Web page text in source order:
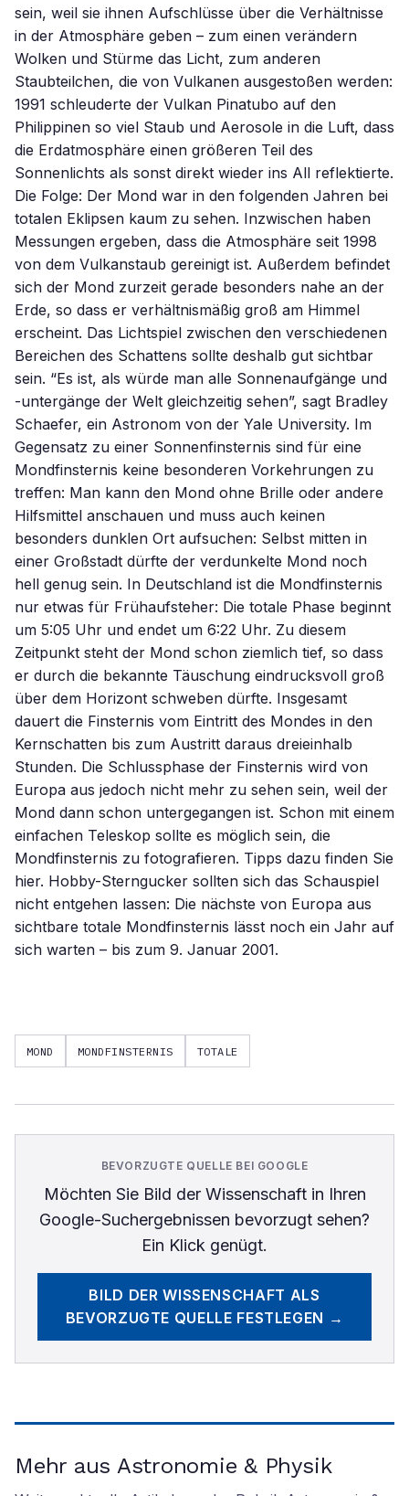
sein, weil sie ihnen Aufschlüsse über die Verhältnisse
in der Atmosphäre geben – zum einen verändern
Wolken und Stürme das Licht, zum anderen
Staubteilchen, die von Vulkanen ausgestoßen werden:
1991 schleuderte der Vulkan Pinatubo auf den
Philippinen so viel Staub und Aerosole in die Luft, dass
die Erdatmosphäre einen größeren Teil des
Sonnenlichts als sonst direkt wieder ins All reflektierte.
Die Folge: Der Mond war in den folgenden Jahren bei
totalen Eklipsen kaum zu sehen. Inzwischen haben
Messungen ergeben, dass die Atmosphäre seit 1998
von dem Vulkanstaub gereinigt ist. Außerdem befindet
sich der Mond zurzeit gerade besonders nahe an der
Erde, so dass er verhältnismäßig groß am Himmel
erscheint. Das Lichtspiel zwischen den verschiedenen
Bereichen des Schattens sollte deshalb gut sichtbar
sein. “Es ist, als würde man alle Sonnenaufgänge und
-untergänge der Welt gleichzeitig sehen”, sagt Bradley
Schaefer, ein Astronom von der Yale University. Im
Gegensatz zu einer Sonnenfinsternis sind für eine
Mondfinsternis keine besonderen Vorkehrungen zu
treffen: Man kann den Mond ohne Brille oder andere
Hilfsmittel anschauen und muss auch keinen
besonders dunklen Ort aufsuchen: Selbst mitten in
einer Großstadt dürfte der verdunkelte Mond noch
hell genug sein. In Deutschland ist die Mondfinsternis
nur etwas für Frühaufsteher: Die totale Phase beginnt
um 5:05 Uhr und endet um 6:22 Uhr. Zu diesem
Zeitpunkt steht der Mond schon ziemlich tief, so dass
er durch die bekannte Täuschung eindrucksvoll groß
über dem Horizont schweben dürfte. Insgesamt
dauert die Finsternis vom Eintritt des Mondes in den
Kernschatten bis zum Austritt daraus dreieinhalb
Stunden. Die Schlussphase der Finsternis wird von
Europa aus jedoch nicht mehr zu sehen sein, weil der
Mond dann schon untergegangen ist. Schon mit einem
einfachen Teleskop sollte es möglich sein, die
Mondfinsternis zu fotografieren. Tipps dazu finden Sie
hier. Hobby-Sterngucker sollten sich das Schauspiel
nicht entgehen lassen: Die nächste von Europa aus
sichtbare totale Mondfinsternis lässt noch ein Jahr auf
sich warten – bis zum 9. Januar 2001.
MOND MONDFINSTERNIS TOTALE
BEVORZUGTE QUELLE BEI GOOGLE
Möchten Sie Bild der Wissenschaftin Ihren
Google-Suchergebnissen bevorzugt sehen?
Ein Klick genügt.
BILD DER WISSENSCHAFT ALS
BEVORZUGTE QUELLE FESTLEGEN →
Mehr aus Astronomie & Physik